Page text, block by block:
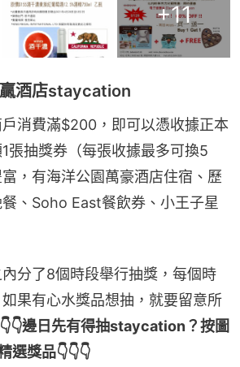
+11
贏酒店staycation
消費滿$200，即可以憑收據正本
張抽獎券（每張收據最多可換5
，有海洋公園萬豪酒店住宿、歷
、Soho East餐飲券、小王子星
分了8個時段舉行抽獎，每個時
果有心水獎品想抽，就要留意所
邊日先有得抽staycation？按圖
選獎品👇👇👇